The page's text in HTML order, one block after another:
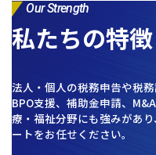
Our Strength
私たちの特徴
法人・個人の税務申告や税
BPO支援、補助金申請、
療・福祉分野にも強みがあ
ートをお任せください。